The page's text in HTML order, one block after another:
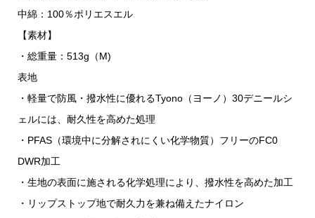
中綿：100％ポリエスエル
【素材】
・総重量：513g（M)
表地
・軽量で防風・撥水性に優れるTyono（ヨーノ）30デニールシ
ェルには、耐久性を高めた処理
・PFAS（環境中に分解されにくい化学物質）フリーのFC0
DWR加工
・生地の表面に施される化学処理により、撥水性を高めた加工
・リップストップ地で耐久力を兼ね備えたナイロン